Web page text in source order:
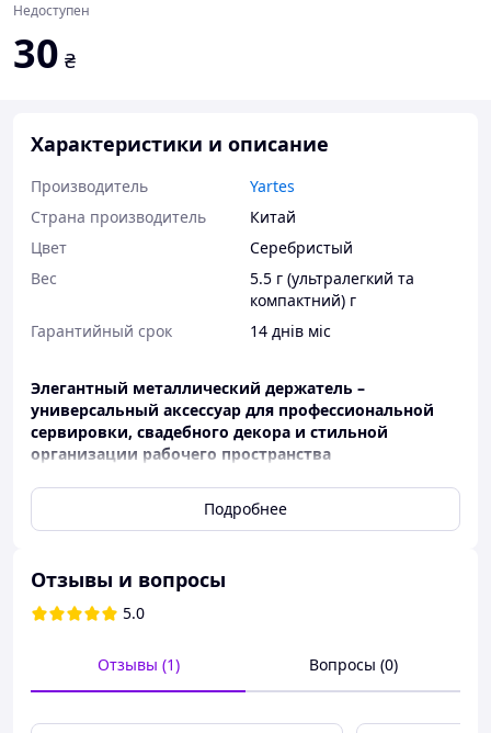
Недоступен
30 ₴
Характеристики и описание
Производитель
Yartes
Страна производитель
Китай
Цвет
Серебристый
Вес
5.5 г (ультралегкий та
компактний) г
Гарантийный срок
14 днів міс
Элегантный металлический держатель –
универсальный аксессуар для профессиональной
сервировки, свадебного декора и стильной
организации рабочего пространства
Лаконическая подставка в форме двойного кольца
создана для надежной фиксации именных карт,
номеров столов и меню. Благодаря зеркальному
изысканно и современно, идеально вписываясь в
концепцию любого праздника — от роскошной
свадьбы в стиле Luxury до уютного семейного ужина.
подставки для карт:
Подробнее
Отзывы и вопросы
5.0
Отзывы (1) Вопросы (0)